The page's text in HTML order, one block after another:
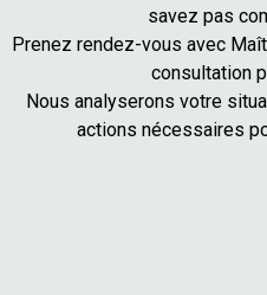
savez pas
Prenez rendez-vous avec
consultation
Nous analyserons votre
actions nécessaires